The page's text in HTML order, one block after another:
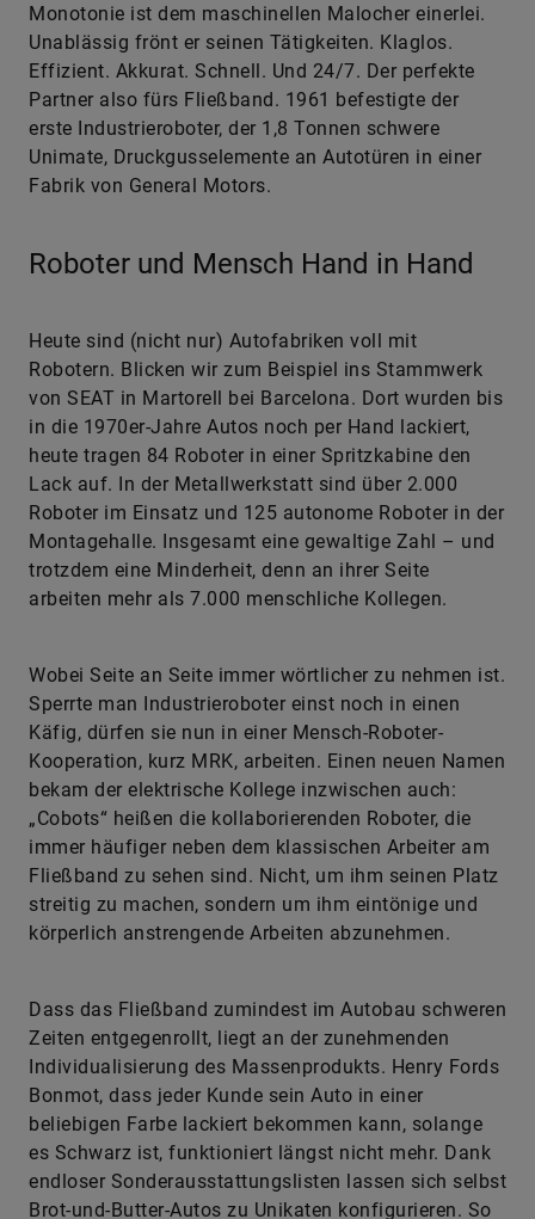
Monotonie ist dem maschinellen Malocher einerlei.
Unablässig frönt er seinen Tätigkeiten. Klaglos.
Effizient. Akkurat. Schnell. Und 24/7. Der perfekte
Partner also fürs Fließband. 1961 befestigte der
erste Industrieroboter, der 1,8 Tonnen schwere
Unimate, Druckgusselemente an Autotüren in einer
Fabrik von General Motors.
Roboter und Mensch Hand in Hand
Heute sind (nicht nur) Autofabriken voll mit
Robotern. Blicken wir zum Beispiel ins Stammwerk
von SEAT in Martorell bei Barcelona. Dort wurden bis
in die 1970er-Jahre Autos noch per Hand lackiert,
heute tragen 84 Roboter in einer Spritzkabine den
Lack auf. In der Metallwerkstatt sind über 2.000
Roboter im Einsatz und 125 autonome Roboter in der
Montagehalle. Insgesamt eine gewaltige Zahl – und
trotzdem eine Minderheit, denn an ihrer Seite
arbeiten mehr als 7.000 menschliche Kollegen.
Wobei Seite an Seite immer wörtlicher zu nehmen ist.
Sperrte man Industrieroboter einst noch in einen
Käfig, dürfen sie nun in einer Mensch-Roboter-
Kooperation, kurz MRK, arbeiten. Einen neuen Namen
bekam der elektrische Kollege inzwischen auch:
„Cobots“ heißen die kollaborierenden Roboter, die
immer häufiger neben dem klassischen Arbeiter am
Fließband zu sehen sind. Nicht, um ihm seinen Platz
streitig zu machen, sondern um ihm eintönige und
körperlich anstrengende Arbeiten abzunehmen.
Dass das Fließband zumindest im Autobau schweren
Zeiten entgegenrollt, liegt an der zunehmenden
Individualisierung des Massenprodukts. Henry Fords
Bonmot, dass jeder Kunde sein Auto in einer
beliebigen Farbe lackiert bekommen kann, solange
es Schwarz ist, funktioniert längst nicht mehr. Dank
endloser Sonderausstattungslisten lassen sich selbst
Brot-und-Butter-Autos zu Unikaten konfigurieren. So